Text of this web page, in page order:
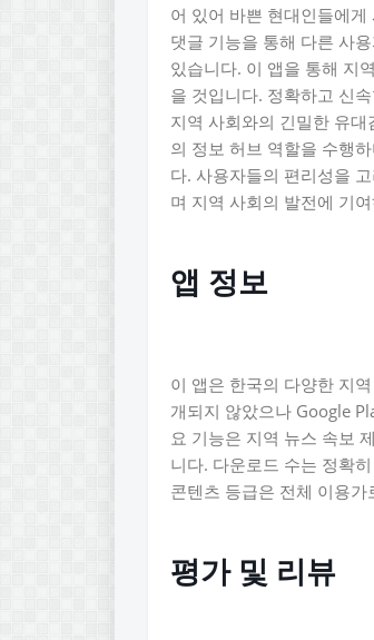
어 있어 바쁜 현대인들에
댓글 기능을 통해 다른 사
있습니다. 이 앱을 통해 지
을 것입니다. 정확하고 신
지역 사회와의 긴밀한 유
의 정보 허브 역할을 수행
다. 사용자들의 편리성을
며 지역 사회의 발전에 기
앱 정보
이 앱은 한국의 다양한 지
개되지 않았으나 Google
요 기능은 지역 뉴스 속보
니다. 다운로드 수는 정확
콘텐츠 등급은 전체 이용
평가 및 리뷰